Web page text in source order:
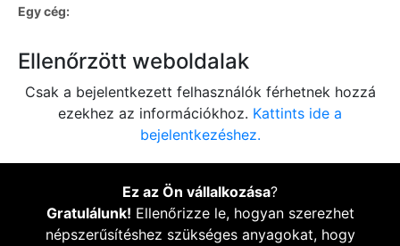
Egy cég:
Ellenőrzött weboldalak
Csak a bejelentkezett felhasználók férhetnek hozzá
ezekhez az információkhoz. Kattints ide a
bejelentkezéshez.
Ez az Ön vállalkozása?
Gratulálunk! Ellenőrizze le, hogyan szerezhet
népszerűsítéshez szükséges anyagokat, hogy